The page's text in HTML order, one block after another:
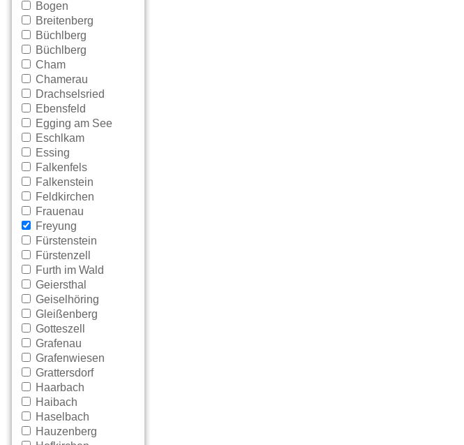
Bogen
Breitenberg
Büchlberg
Büchlberg
Cham
Chamerau
Drachselsried
Ebensfeld
Egging am See
Eschlkam
Essing
Falkenfels
Falkenstein
Feldkirchen
Frauenau
Freyung
Fürstenstein
Fürstenzell
Furth im Wald
Geiersthal
Geiselhöring
Gleißenberg
Gotteszell
Grafenau
Grafenwiesen
Grattersdorf
Haarbach
Haibach
Haselbach
Hauzenberg